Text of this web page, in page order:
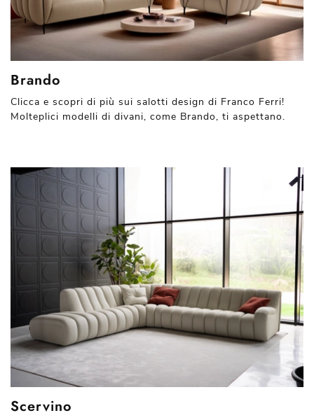
Brando
Clicca e scopri di più sui salotti design di Franco Ferri!
Molteplici modelli di divani, come Brando, ti aspettano.
Scervino